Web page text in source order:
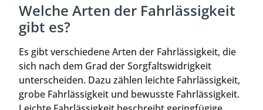
Welche Arten der Fahrlässigkeit
gibt es?
Es gibt verschiedene Arten der Fahrlässigkeit, die
sich nach dem Grad der Sorgfaltswidrigkeit
unterscheiden. Dazu zählen leichte Fahrlässigkeit,
grobe Fahrlässigkeit und bewusste Fahrlässigkeit.